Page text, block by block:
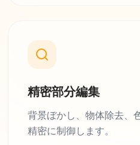
精密部分編集
背景ぼかし、物体除去、
精密に制御します。